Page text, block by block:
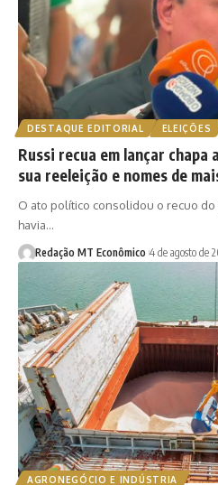
DESTAQUE EDITORIAL ELEIÇÕES
Russi recua em lançar chapa
sua reeleição e nomes de
O ato político consolidou o recuo do
havia…
Redação MT Econômico 4 de agosto de
AGRONEGÓCIO E INDÚSTRIA